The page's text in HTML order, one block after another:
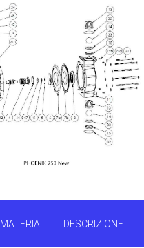
MATERIAL DESCRIZIONE